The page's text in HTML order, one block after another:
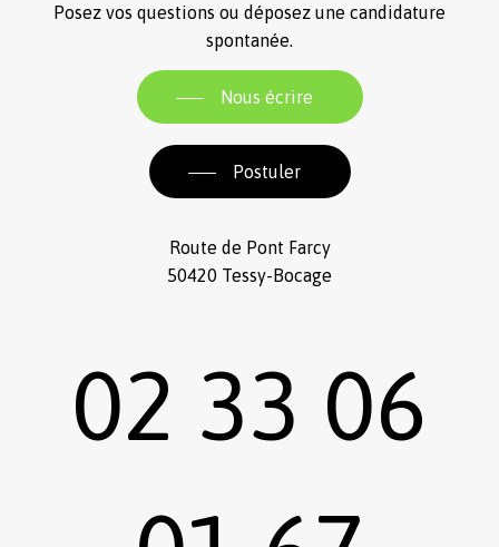
Posez vos questions ou déposez une candidature
spontanée.
Nous écrire
Postuler
Route de Pont Farcy
50420 Tessy-Bocage
02 33 06